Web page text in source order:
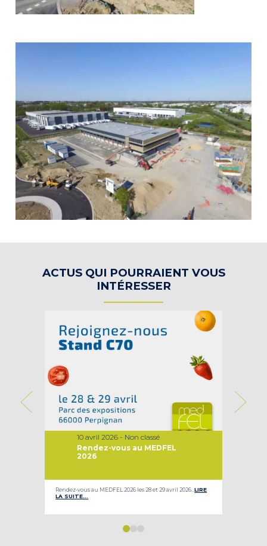
ACTUS QUI POURRAIENT VOUS
INTÉRESSER
10 avril 2026 - Non classé
Rendez-vous au MEDFEL
2026
Rendez-vous au MEDFEL 2026 les 28 et 29 avril 2026…LIRE
LA SUITE…